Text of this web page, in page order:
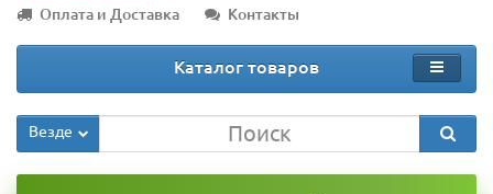
Оплата и Доставка
Контакты
Каталог товаров
Везде